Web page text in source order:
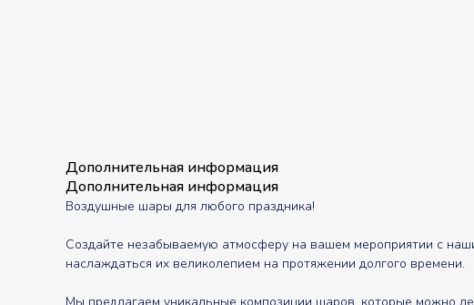
Дополнительная информация
Дополнительная информация
Воздушные шары для любого праздника!
Создайте незабываемую атмосферу на вашем мероприятии с
наслаждаться их великолепием на протяжении долгого времени.
Мы предлагаем уникальные композиции шаров, которые можно